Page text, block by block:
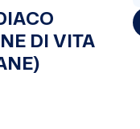
DI VITA